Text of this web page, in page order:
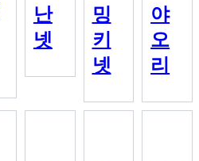
난
넷
밍
키
넷
야
오
리